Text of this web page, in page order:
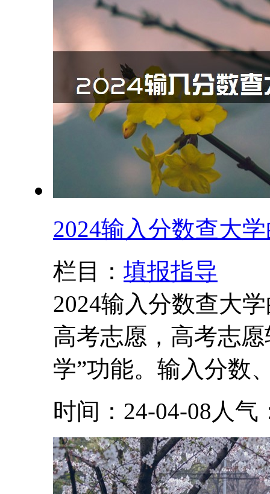
2024输入分数查大
栏目： 填报指导
2024输入分数查大
高考志愿，高考志
学”功能。输入分数
时间：24-04-08 人气